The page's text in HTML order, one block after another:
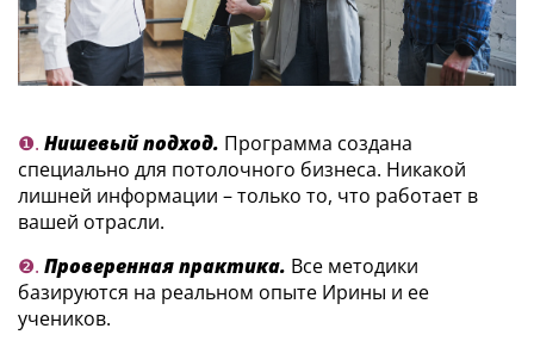
❶. Нишевый подход. Программа создана
специально для потолочного бизнеса. Никакой
лишней информации – только то, что работает в
вашей отрасли.
❷. Проверенная практика. Все методики
базируются на реальном опыте Ирины и ее
учеников.